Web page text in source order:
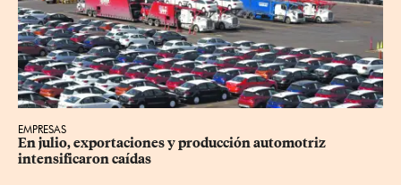
EMPRESAS
En julio, exportaciones y producción automotriz
intensificaron caídas